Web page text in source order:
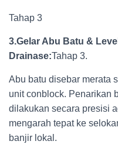
Tahap 3
3.Gelar Abu Batu &
Drainase:Tahap 3.
Abu batu disebar merata
unit conblock. Penarikan
dilakukan secara presisi
mengarah tepat ke
banjir lokal.